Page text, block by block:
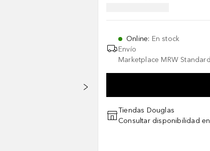
Online: En stock
Envío
Marketplace MRW
Tiendas Douglas
Consultar disponibilidad